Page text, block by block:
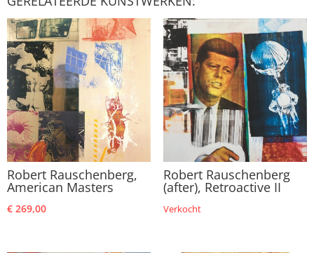
Robert Rauschenberg,
American Masters
€ 269,00
Robert Rauschenberg
(after), Retroactive II
Verkocht